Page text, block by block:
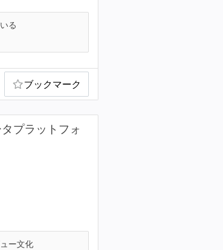
る
ブックマーク
プラットフォ
ー文化